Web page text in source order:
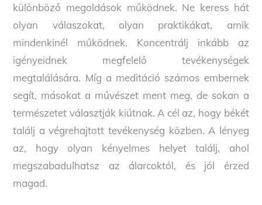
különböző megoldások működnek. Ne keress hát
olyan válaszokat, olyan praktikákat, amik
mindenkinél működnek. Koncentrálj inkább az
igényeidnek megfelelő tevékenységek
megtalálására. Míg a meditáció számos embernek
segít, másokat a művészet ment meg, de sokan a
természetet választják kiútnak. A cél az, hogy békét
találj a végrehajtott tevékenység közben. A lényeg
az, hogy olyan kényelmes helyet találj, ahol
megszabadulhatsz az álarcoktól, és jól érzed
magad.